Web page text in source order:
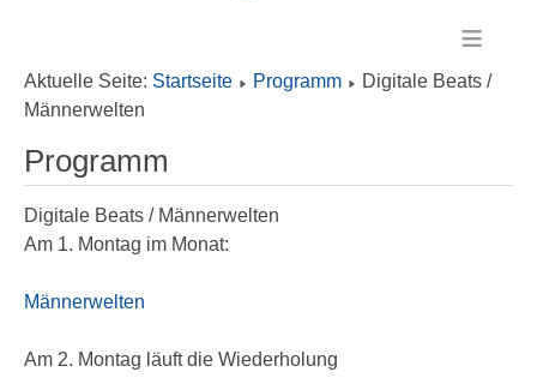
≡
Aktuelle Seite: Startseite Programm
Digitale Beats /
Männerwelten
Programm
Digitale Beats / Männerwelten
Am 1. Montag im Monat:
Männerwelten
Am 2. Montag läuft die Wiederholung